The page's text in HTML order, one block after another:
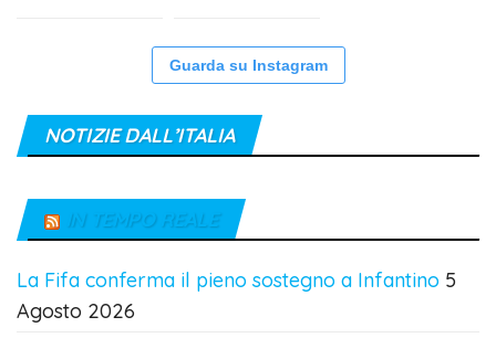
Guarda su Instagram
NOTIZIE DALL’ITALIA
IN TEMPO REALE
La Fifa conferma il pieno sostegno a Infantino 5
Agosto 2026